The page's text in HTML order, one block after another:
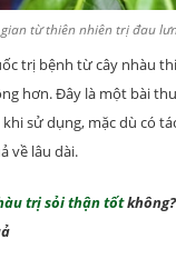
từ thiên nhiên trị đau
trị bệnh từ cây nhàu
hơn. Đây là một bài
sử dụng, mặc dù có
về lâu dài.
trị sỏi thận tốt